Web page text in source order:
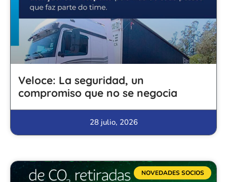
Veloce: La seguridad, un
compromiso que no se negocia
28 julio, 2026
NOVEDADES SOCIOS